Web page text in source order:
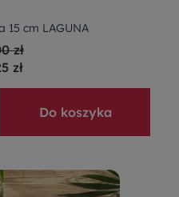
15 cm LAGUNA
zł
zł
Do koszyka